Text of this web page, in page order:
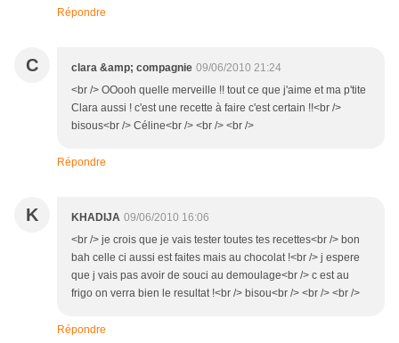
Répondre
C clara &amp; compagnie 09/06/2010 21:24
<br /> OOooh quelle merveille !! tout ce que j'aime et ma p'tite
Clara aussi ! c'est une recette à faire c'est certain !!<br />
bisous<br /> Céline<br /> <br /> <br />
Répondre
K KHADIJA 09/06/2010 16:06
<br /> je crois que je vais tester toutes tes recettes<br /> bon
bah celle ci aussi est faites mais au chocolat !<br /> j espere
que j vais pas avoir de souci au demoulage<br /> c est au
frigo on verra bien le resultat !<br /> bisou<br /> <br /> <br />
Répondre